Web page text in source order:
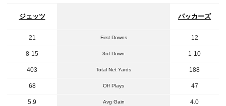
ジェッツ パッカーズ
21 First Downs 12
8-15 3rd Down 1-10
403 Total Net Yards 188
68 Off Plays 47
5.9 Avg Gain 4.0